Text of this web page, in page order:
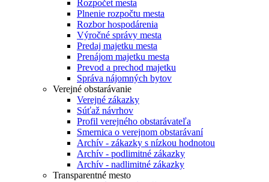
Rozpočet mesta
Plnenie rozpočtu mesta
Rozbor hospodárenia
Výročné správy mesta
Predaj majetku mesta
Prenájom majetku mesta
Prevod a prechod majetku
Správa nájomných bytov
Verejné obstarávanie
Verejné zákazky
Súťaž návrhov
Profil verejného obstarávateľa
Smernica o verejnom obstarávaní
Archív - zákazky s nízkou hodnotou
Archív - podlimitné zákazky
Archív - nadlimitné zákazky
Transparentné mesto